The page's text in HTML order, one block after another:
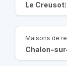
Le Creusot
Maisons de
Chalon-